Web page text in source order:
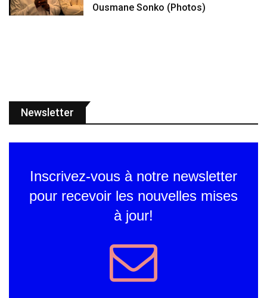
Ousmane Sonko (Photos)
Newsletter
Inscrivez-vous à notre newsletter
pour recevoir les nouvelles mises
à jour!